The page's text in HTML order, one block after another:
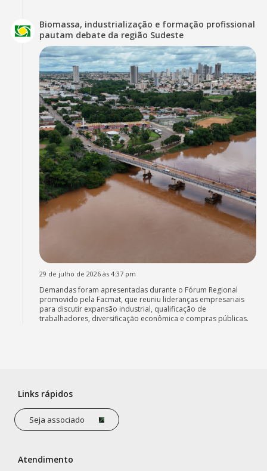
Biomassa, industrialização e formação profissional
pautam debate da região Sudeste
29 de julho de 2026 às 4:37 pm
Demandas foram apresentadas durante o Fórum Regional
promovido pela Facmat, que reuniu lideranças empresariais
para discutir expansão industrial, qualificação de
trabalhadores, diversificação econômica e compras públicas.
Links rápidos
Seja associado
Atendimento